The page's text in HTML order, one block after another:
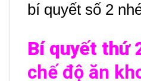
bí quyết số 2
Bí quyết thứ
chế độ ăn